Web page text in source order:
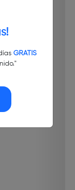
GRATIS